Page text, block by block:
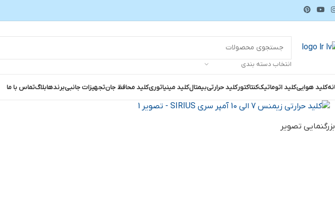
انتخاب دسته بندی
کلید هواییکلید اتوماتیککنتاکتورکلید حرارتیبیمتالکلید مینیاتوریکلید محافظ جانتجهیزات جانبیبرندهابلاگتماس با ما
بزرگنمایی تصویر